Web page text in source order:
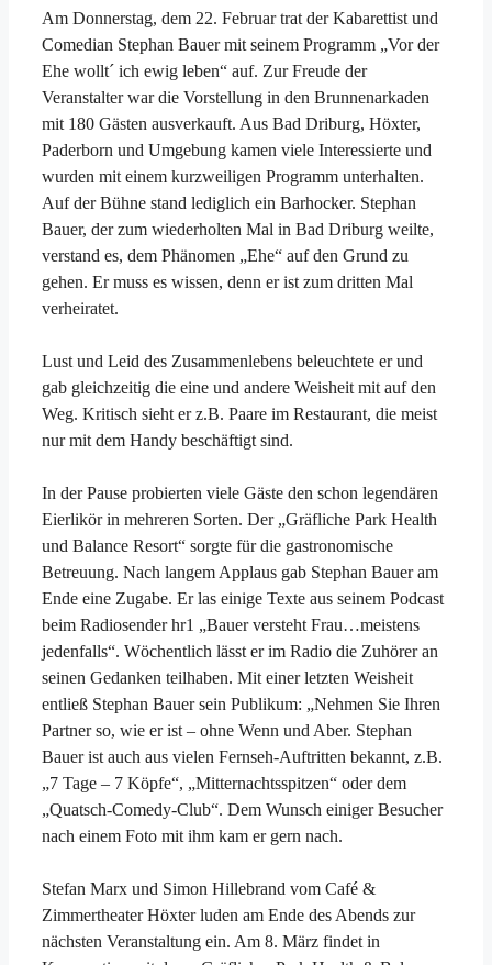
Am Donnerstag, dem 22. Februar trat der Kabarettist und
Comedian Stephan Bauer mit seinem Programm „Vor der
Ehe wollt´ ich ewig leben“ auf. Zur Freude der
Veranstalter war die Vorstellung in den Brunnenarkaden
mit 180 Gästen ausverkauft. Aus Bad Driburg, Höxter,
Paderborn und Umgebung kamen viele Interessierte und
wurden mit einem kurzweiligen Programm unterhalten.
Auf der Bühne stand lediglich ein Barhocker. Stephan
Bauer, der zum wiederholten Mal in Bad Driburg weilte,
verstand es, dem Phänomen „Ehe“ auf den Grund zu
gehen. Er muss es wissen, denn er ist zum dritten Mal
verheiratet.
Lust und Leid des Zusammenlebens beleuchtete er und
gab gleichzeitig die eine und andere Weisheit mit auf den
Weg. Kritisch sieht er z.B. Paare im Restaurant, die meist
nur mit dem Handy beschäftigt sind.
In der Pause probierten viele Gäste den schon legendären
Eierlikör in mehreren Sorten. Der „Gräfliche Park Health
und Balance Resort“ sorgte für die gastronomische
Betreuung. Nach langem Applaus gab Stephan Bauer am
Ende eine Zugabe. Er las einige Texte aus seinem Podcast
beim Radiosender hr1 „Bauer versteht Frau…meistens
jedenfalls“. Wöchentlich lässt er im Radio die Zuhörer an
seinen Gedanken teilhaben. Mit einer letzten Weisheit
entließ Stephan Bauer sein Publikum: „Nehmen Sie Ihren
Partner so, wie er ist – ohne Wenn und Aber. Stephan
Bauer ist auch aus vielen Fernseh-Auftritten bekannt, z.B.
„7 Tage – 7 Köpfe“, „Mitternachtsspitzen“ oder dem
„Quatsch-Comedy-Club“. Dem Wunsch einiger Besucher
nach einem Foto mit ihm kam er gern nach.
Stefan Marx und Simon Hillebrand vom Café &
Zimmertheater Höxter luden am Ende des Abends zur
nächsten Veranstaltung ein. Am 8. März findet in